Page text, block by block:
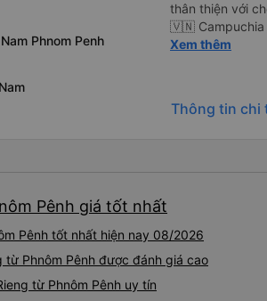
Phnom Penh
thân thiện với
🇻🇳 Campuchia
khăn giấy ướt,
vội vã, không
cách di
chỉ còn một
🥩 đậu xanh
Xem thêm
Thông tin chi
Pênh giá tốt nhất
Pênh tốt nhất hiện nay 08/2026
từ Phnôm Pênh được đánh giá cao
từ Phnôm Pênh uy tín